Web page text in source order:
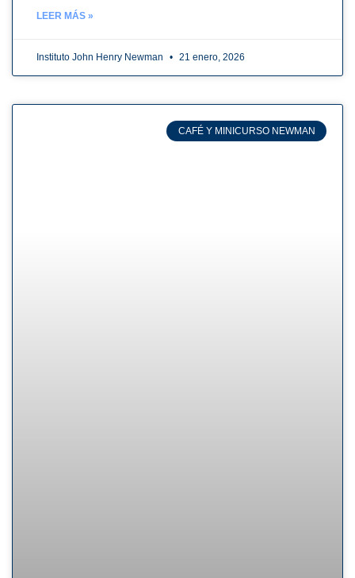
LEER MÁS »
Instituto John Henry Newman 21 enero, 2026
CAFÉ Y MINICURSO NEWMAN